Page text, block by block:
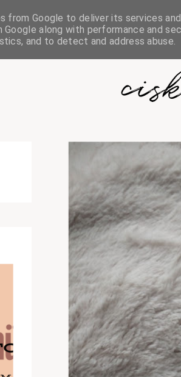
from Google to deliver its services
Google along with performance and
and to detect and address abuse.